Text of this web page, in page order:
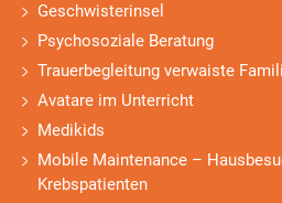
Geschwisterinsel
Psychosoziale Beratung
Trauerbegleitung verwaiste
Avatare im Unterricht
Medikids
Mobile Maintenance –
Krebspatienten